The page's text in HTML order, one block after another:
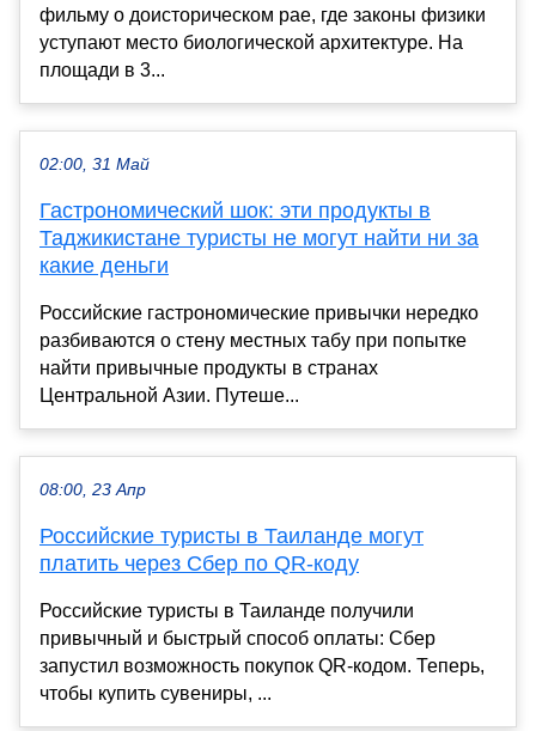
фильму о доисторическом рае, где законы физики
уступают место биологической архитектуре. На
площади в 3...
02:00, 31 Май
Гастрономический шок: эти продукты в
Таджикистане туристы не могут найти ни за
какие деньги
Российские гастрономические привычки нередко
разбиваются о стену местных табу при попытке
найти привычные продукты в странах
Центральной Азии. Путеше...
08:00, 23 Апр
Российские туристы в Таиланде могут
платить через Сбер по QR-коду
Российские туристы в Таиланде получили
привычный и быстрый способ оплаты: Сбер
запустил возможность покупок QR-кодом. Теперь,
чтобы купить сувениры, ...